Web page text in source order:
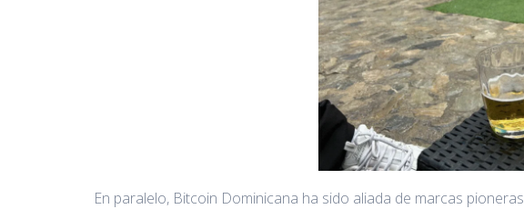
En paralelo, Bitcoin Dominicana ha sido aliada de marcas